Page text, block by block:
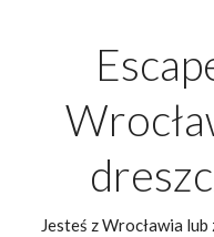
Jesteś z Wrocławia